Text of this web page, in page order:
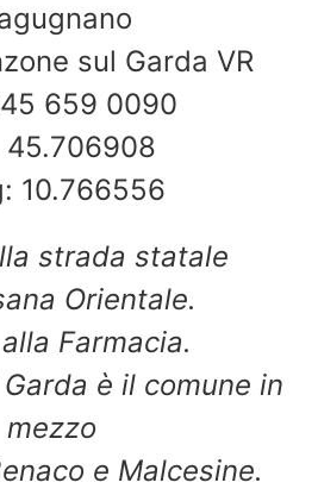
sul Garda VR
659 0090
45.706908
10.766556
strada statale
Orientale.
Farmacia.
è il comune in
mezzo
e Malcesine.